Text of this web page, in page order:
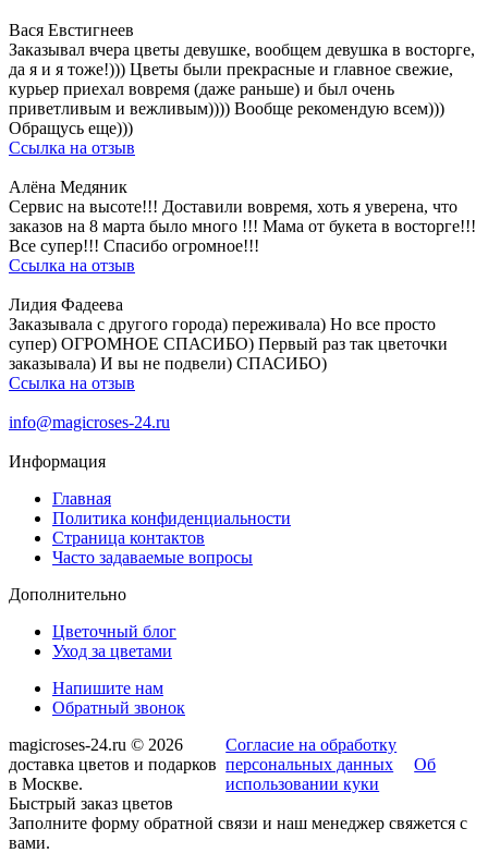
Вася Евстигнеев
Заказывал вчера цветы девушке, вообщем девушка в восторге,
да я и я тоже!))) Цветы были прекрасные и главное свежие,
курьер приехал вовремя (даже раньше) и был очень
приветливым и вежливым)))) Вообще рекомендую всем)))
Обращусь еще)))
Ссылка на отзыв
Алёна Медяник
Сервис на высоте!!! Доставили вовремя, хоть я уверена, что
заказов на 8 марта было много !!! Мама от букета в восторге!!!
Все супер!!! Спасибо огромное!!!
Ссылка на отзыв
Лидия Фадеева
Заказывала с другого города) переживала) Но все просто
супер) ОГРОМНОЕ СПАСИБО) Первый раз так цветочки
заказывала) И вы не подвели) СПАСИБО)
Ссылка на отзыв
info@magicroses-24.ru
Информация
Главная
Политика конфиденциальности
Страница контактов
Часто задаваемые вопросы
Дополнительно
Цветочный блог
Уход за цветами
Напишите нам
Обратный звонок
magicroses-24.ru © 2026
доставка цветов и подарков
в Москве.
Согласие на обработку
персональных данных
Об
использовании куки
Быстрый заказ цветов
Заполните форму обратной связи и наш менеджер свяжется с
вами.